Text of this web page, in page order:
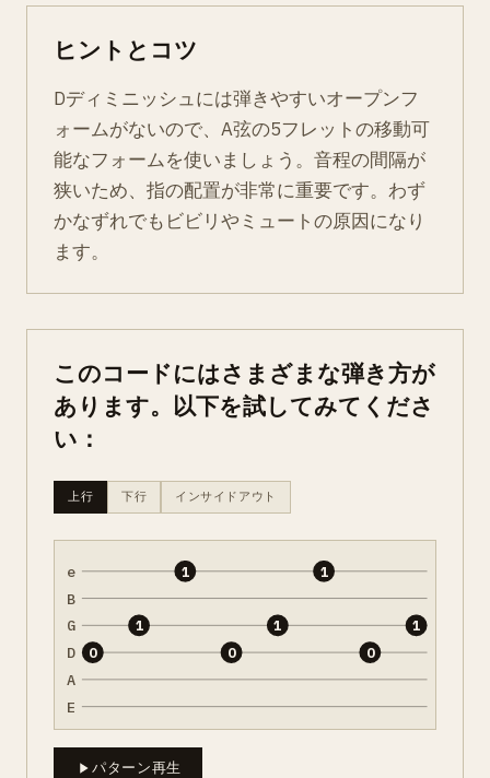
ヒントとコツ
Dディミニッシュには弾きやすいオープンフ
ォームがないので、A弦の5フレットの移動可
能なフォームを使いましょう。音程の間隔が
狭いため、指の配置が非常に重要です。わず
かなずれでもビビリやミュートの原因になり
ます。
このコードにはさまざまな弾き方が
あります。以下を試してみてくださ
い：
上行 下行 インサイドアウト
e
B
G
D
A
E
0
1
1
0
1
1
0
1
パターン再生